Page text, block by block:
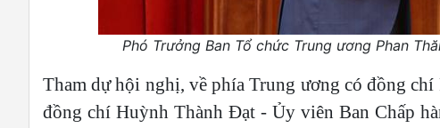
Phó Trưởng Ban Tổ chức Trung ương Phan
Tham dự hội nghị, về phía Trung ương có đồng
đồng chí Huỳnh Thành Đạt - Ủy viên Ban Chấp